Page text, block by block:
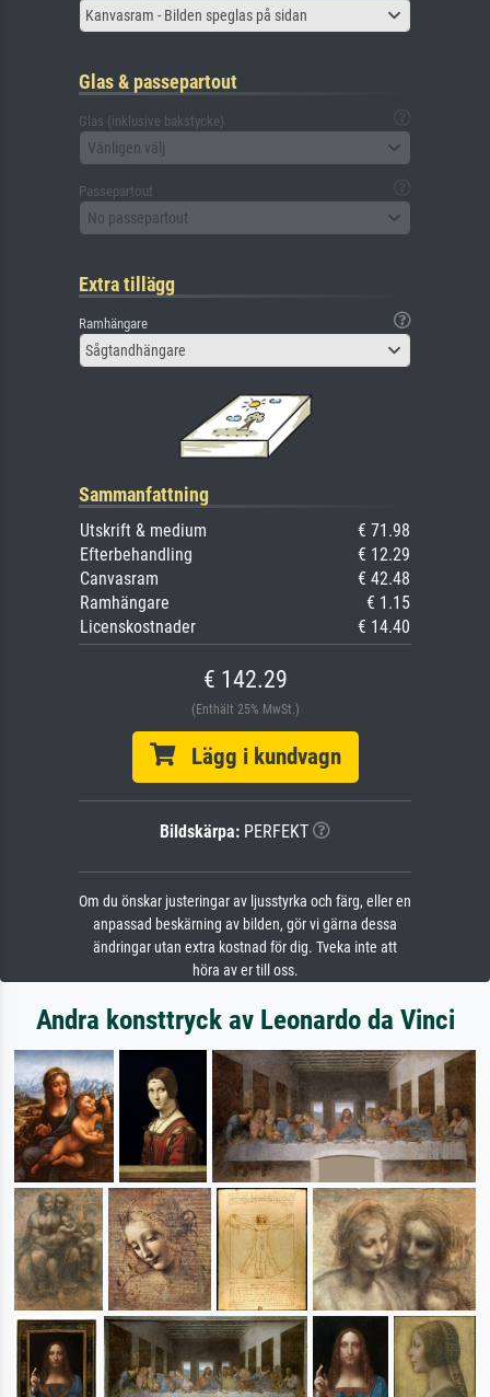
Kanvasram - Bilden speglas på sidan
Glas & passepartout
Glas (inklusive bakstycke)
Vänligen välj
Passepartout
No passepartout
Extra tillägg
Ramhängare
Sågtandhängare
Sammanfattning
Utskrift & medium
€ 71.98
Efterbehandling
€ 12.29
Canvasram
€ 42.48
Ramhängare
€ 1.15
Licenskostnader
€ 14.40
€ 142.29
(Enthält 25% MwSt.)
Lägg i kundvagn
Bildskärpa: PERFEKT
Om du önskar justeringar av ljusstyrka och färg, eller en
anpassad beskärning av bilden, gör vi gärna dessa
ändringar utan extra kostnad för dig. Tveka inte att
höra av er till oss.
Andra konsttryck av Leonardo da Vinci